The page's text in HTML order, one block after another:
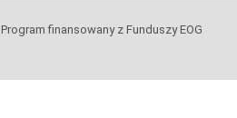
Program finansowany z Funduszy EOG